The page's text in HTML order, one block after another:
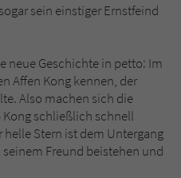
sein einstiger Ernstfeind
neue Geschichte in petto: Im
Affen Kong kennen, der
Also machen sich die
Kong schließlich schnell
Stern ist dem Untergang
Freund beistehen und